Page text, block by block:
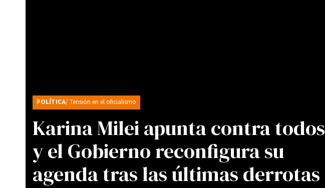
Karina Milei apunta contra todos
y el Gobierno reconfigura su
agenda tras las últimas derrotas
POLÍTICA/ Tensión en el oficialismo